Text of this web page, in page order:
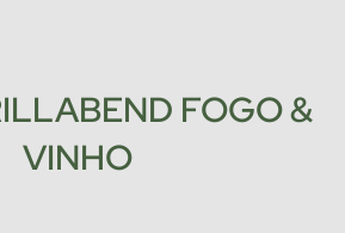
FOGO &
VINHO